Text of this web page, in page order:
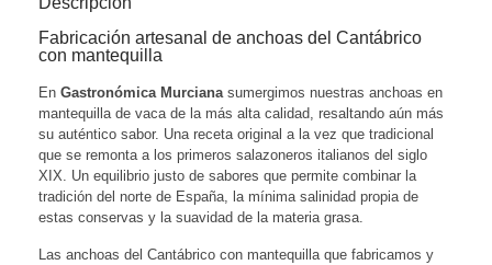
Fabricación artesanal de anchoas del Cantábrico
con mantequilla
En Gastronómica Murcianasumergimos nuestras anchoas en
mantequilla de vaca de la más alta calidad, resaltando aún más
su auténtico sabor. Una receta original a la vez que tradicional
que se remonta a los primeros salazoneros italianos del siglo
XIX. Un equilibrio justo de sabores que permite combinar la
tradición del norte de España, la mínima salinidad propia de
estas conservas y la suavidad de la materia grasa.
Las anchoas del Cantábrico con mantequilla que fabricamos y